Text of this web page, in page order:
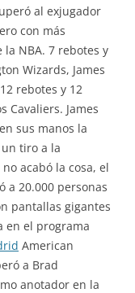
al exjugador
con más
NBA. 7 rebotes y
Wizards, James
rebotes y 12
Cavaliers. James
sus manos la
tiro a la
acabó la cosa, el
a 20.000 personas
pantallas gigantes
en el programa
American
a Brad
anotador en la